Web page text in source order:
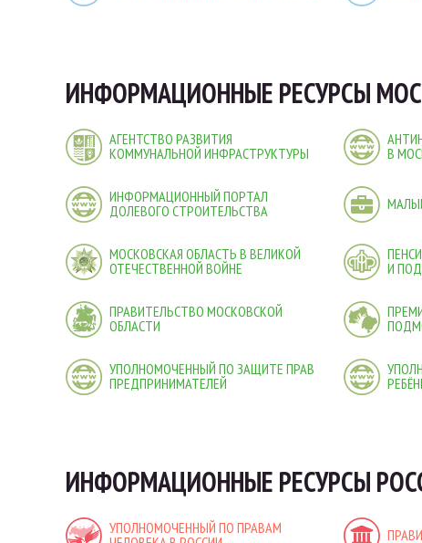
ИНФОРМАЦИОННЫЕ РЕСУРСЫ
АГЕНТСТВО РАЗВИТИЯ
КОММУНАЛЬНОЙ ИНФРАСТРУКТУРЫ
В
ИНФОРМАЦИОННЫЙ ПОРТАЛ
ДОЛЕВОГО СТРОИТЕЛЬСТВА
МОСКОВСКАЯ ОБЛАСТЬ В ВЕЛИКОЙ
ОТЕЧЕСТВЕННОЙ ВОЙНЕ
И
ПРАВИТЕЛЬСТВО МОСКОВСКОЙ
ОБЛАСТИ
УПОЛНОМОЧЕННЫЙ ПО ЗАЩИТЕ ПРАВ
ПРЕДПРИНИМАТЕЛЕЙ
ИНФОРМАЦИОННЫЕ РЕСУРСЫ
УПОЛНОМОЧЕННЫЙ ПО ПРАВАМ